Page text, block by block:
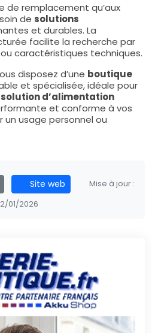
de remplacement qu’aux
de solutions
et durables. La
facilite la recherche par
caractéristiques techniques.
disposez d’une boutique
et spécialisée, idéale pour
solution d’alimentation
et conforme à vos
un usage personnel ou
Site web
Mise à jour :
01/2026